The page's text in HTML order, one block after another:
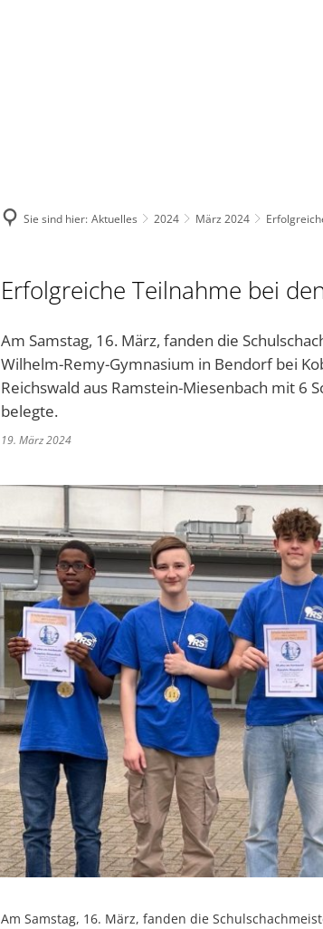
Sie sind hier: Aktuelles 2024 März 2024
Erfolgreiche Teilnahme bei
Am Samstag, 16. März, fanden die
Wilhelm-Remy-Gymnasium in Bendorf bei
Reichswald aus Ramstein-Miesenbach mit 6
belegte.
19. März 2024
Am Samstag, 16. März, fanden die